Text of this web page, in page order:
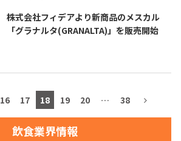
株式会社フィデアより新商品のメスカル
「グラナルタ(GRANALTA)」を販売開始
16 17 18 19 20 … 38
飲食業界情報